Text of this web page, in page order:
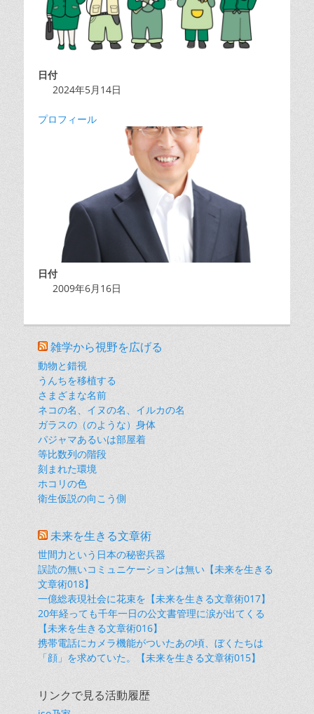
日付
2024年5月14日
プロフィール
日付
2009年6月16日
雑学から視野を広げる
動物と錯視
うんちを移植する
さまざまな名前
ネコの名、イヌの名、イルカの名
ガラスの（のような）身体
パジャマあるいは部屋着
等比数列の階段
刻まれた環境
ホコリの色
衛生仮説の向こう側
未来を生きる文章術
世間力という日本の秘密兵器
誤読の無いコミュニケーションは無い【未来を生きる
文章術018】
一億総表現社会に花束を【未来を生きる文章術017】
20年経っても千年一日の公文書管理に涙が出てくる
【未来を生きる文章術016】
携帯電話にカメラ機能がついたあの頃、ぼくたちは
「顔」を求めていた。【未来を生きる文章術015】
リンクで見る活動履歴